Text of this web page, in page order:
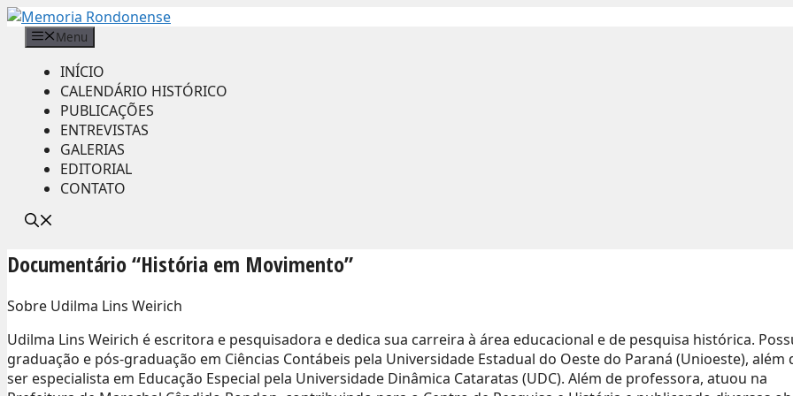
Pular
para
conteúdo
Menu
INÍCIO
CALENDÁRIO HISTÓRICO
PUBLICAÇÕES
ENTREVISTAS
GALERIAS
EDITORIAL
CONTATO
Documentário “História em Movimento”
Sobre Udilma Lins Weirich
Udilma Lins Weirich é escritora e pesquisadora e dedica sua carreira à área educacional e de pesquisa histórica.
graduação e pós-graduação em Ciências Contábeis pela Universidade Estadual do Oeste do Paraná (Unioeste), além
ser especialista em Educação Especial pela Universidade Dinâmica Cataratas (UDC). Além de professora, atuou na